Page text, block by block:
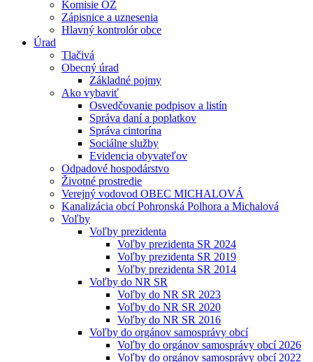
Komisie OZ
Zápisnice a uznesenia
Hlavný kontrolór obce
Úrad
Tlačivá
Obecný úrad
Základné pojmy
Ako vybaviť
Osvedčovanie podpisov a listín
Správa daní a poplatkov
Správa cintorína
Sociálne služby
Evidencia obyvateľov
Odpadové hospodárstvo
Životné prostredie
Verejný vodovod OBEC MICHALOVÁ
Kanalizácia obcí Pohronská Polhora a Michalová
Voľby
Voľby prezidenta
Voľby prezidenta SR 2024
Voľby prezidenta SR 2019
Voľby prezidenta SR 2014
Voľby do NR SR
Voľby do NR SR 2023
Voľby do NR SR 2020
Voľby do NR SR 2016
Voľby do orgánov samosprávy obcí
Voľby do orgánov samosprávy obcí 2026
Voľby do orgánov samosprávy obcí 2022